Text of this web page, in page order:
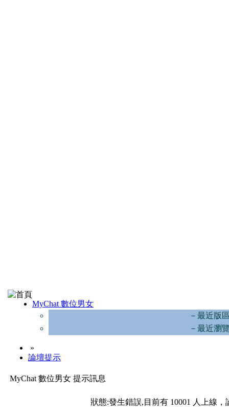
MyChat 數位男女
－最近版
－最近瀏
»
論壇提示
MyChat 數位男女 提示訊息
狀態:發生錯誤,目前有 10001 人上線